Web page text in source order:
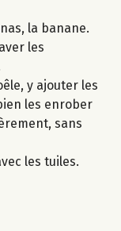
la banane.
les
y ajouter les
les enrober
sans
les tuiles.